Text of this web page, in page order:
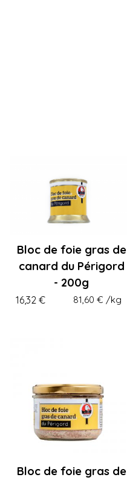
Bloc de foie gras de
canard du Périgord
- 200g
16,32 € 81,60 € /kg
Bloc de foie gras de